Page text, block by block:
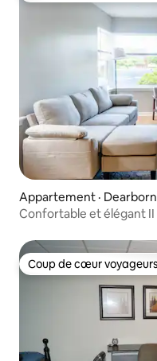
Appartement · Dearborn
Confortable et élégant II
Coup de cœur voyageurs
Coup de cœur voyageurs